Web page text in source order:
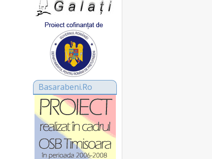
Basarabeni.Ro